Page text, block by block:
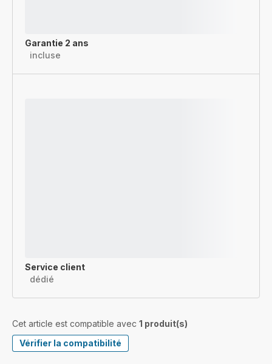
Garantie 2 ans
incluse
Service client
dédié
Cet article est compatible avec 1 produit(s)
Vérifier la compatibilité